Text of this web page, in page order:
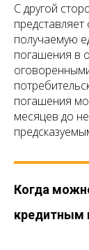
С другой
получаемую
погашения в
погашения
месяцев до
Когда
кредитным